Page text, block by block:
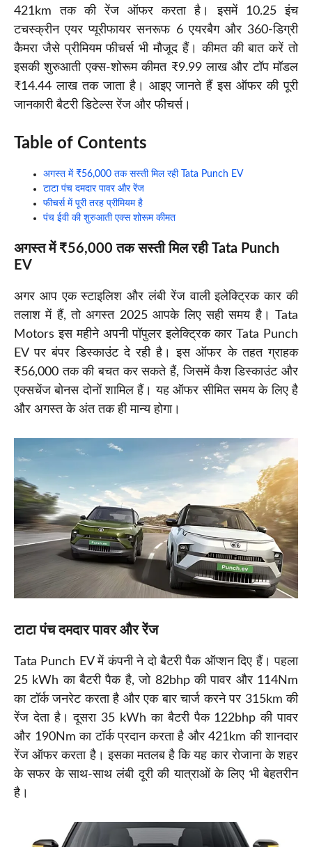
421km तक की रेंज ऑफर करता है। इसमें 10.25 इंच
टचस्क्रीन एयर प्यूरीफायर सनरूफ 6 एयरबैग और 360-डिग्री
कैमरा जैसे प्रीमियम फीचर्स भी मौजूद हैं। कीमत की बात करें तो
इसकी शुरुआती एक्स-शोरूम कीमत ₹9.99 लाख और टॉप मॉडल
₹14.44 लाख तक जाता है। आइए जानते हैं इस ऑफर की पूरी
जानकारी बैटरी डिटेल्स रेंज और फीचर्स।
Table of Contents
अगस्त में ₹56,000 तक सस्ती मिल रही Tata Punch EV
टाटा पंच दमदार पावर और रेंज
फीचर्स में पूरी तरह प्रीमियम है
पंच ईवी की शुरुआती एक्स शोरूम कीमत
अगस्त में ₹56,000 तक सस्ती मिल रही Tata Punch
EV
अगर आप एक स्टाइलिश और लंबी रेंज वाली इलेक्ट्रिक कार की
तलाश में हैं, तो अगस्त 2025 आपके लिए सही समय है। Tata
Motors इस महीने अपनी पॉपुलर इलेक्ट्रिक कार Tata Punch
EV पर बंपर डिस्काउंट दे रही है। इस ऑफर के तहत ग्राहक
₹56,000 तक की बचत कर सकते हैं, जिसमें कैश डिस्काउंट और
एक्सचेंज बोनस दोनों शामिल हैं। यह ऑफर सीमित समय के लिए है
और अगस्त के अंत तक ही मान्य होगा।
टाटा पंच दमदार पावर और रेंज
Tata Punch EV में कंपनी ने दो बैटरी पैक ऑप्शन दिए हैं। पहला
25 kWh का बैटरी पैक है, जो 82bhp की पावर और 114Nm
का टॉर्क जनरेट करता है और एक बार चार्ज करने पर 315km की
रेंज देता है। दूसरा 35 kWh का बैटरी पैक 122bhp की पावर
और 190Nm का टॉर्क प्रदान करता है और 421km की शानदार
रेंज ऑफर करता है। इसका मतलब है कि यह कार रोजाना के शहर
के सफर के साथ-साथ लंबी दूरी की यात्राओं के लिए भी बेहतरीन
है।